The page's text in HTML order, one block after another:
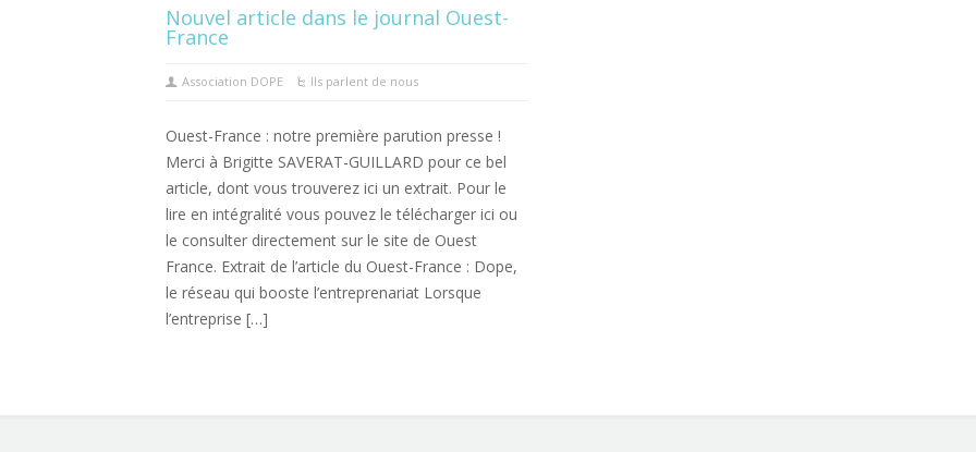
Nouvel article dans le journal Ouest-
France
Association DOPE Ils parlent de nous
Ouest-France : notre première parution presse !
Merci à Brigitte SAVERAT-GUILLARD pour ce bel
article, dont vous trouverez ici un extrait. Pour le
lire en intégralité vous pouvez le télécharger ici ou
le consulter directement sur le site de Ouest
France. Extrait de l’article du Ouest-France : Dope,
le réseau qui booste l’entreprenariat Lorsque
l’entreprise […]